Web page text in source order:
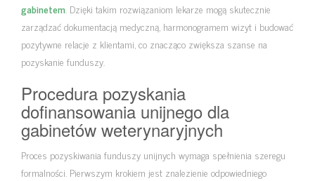
gabinetem. Dzięki takim rozwiązaniom lekarze mogą skutecznie
zarządzać dokumentacją medyczną, harmonogramem wizyt i budować
pozytywne relacje z klientami, co znacząco zwiększa szanse na
pozyskanie funduszy.
Procedura pozyskania
dofinansowania unijnego dla
gabinetów weterynaryjnych
Proces pozyskiwania funduszy unijnych wymaga spełnienia szeregu
formalności. Pierwszym krokiem jest znalezienie odpowiedniego